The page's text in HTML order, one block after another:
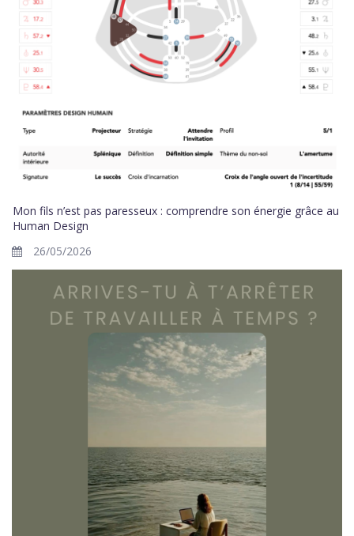
Mon fils n’est pas paresseux : comprendre son énergie grâce au
Human Design
26/05/2026